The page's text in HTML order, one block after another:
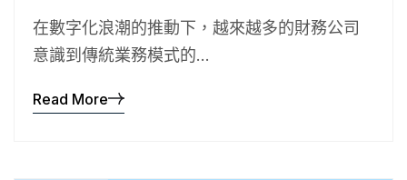
在數字化浪潮的推動下，越來越多的財務公司
意識到傳統業務模式的...
Read More